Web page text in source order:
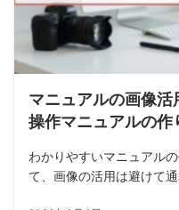
マニュアルの画像
操作マニュアルの作
わかりやすいマニュアル
て、画像の活用は避けて